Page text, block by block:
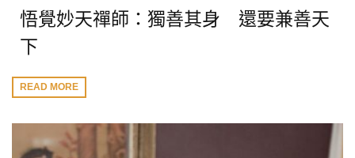
悟覺妙天禪師：獨善其身 還要兼善天
下
READ MORE